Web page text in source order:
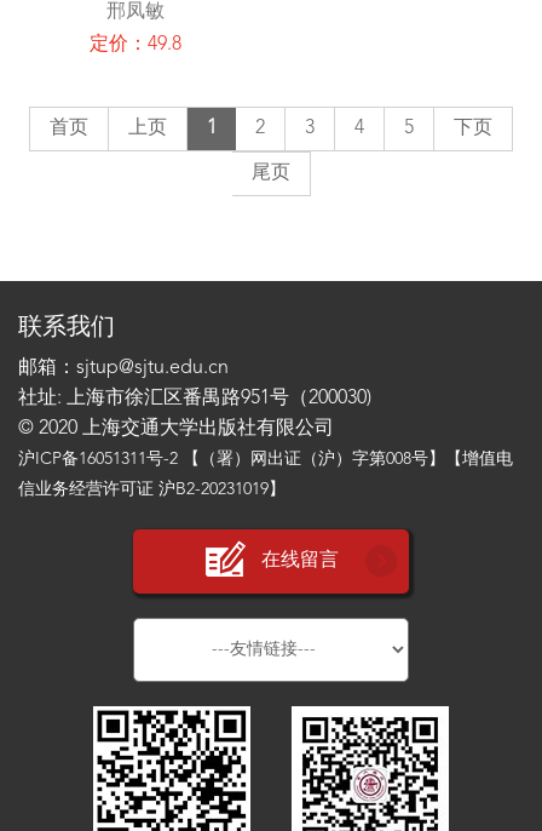
邢凤敏
定价：49.8
首页 上页 1 2 3 4 5 下页
尾页
联系我们
邮箱：sjtup@sjtu.edu.cn
社址: 上海市徐汇区番禺路951号（200030)
© 2020 上海交通大学出版社有限公司
沪ICP备16051311号-2 【（署）网出证（沪）字第008号】【增值电
信业务经营许可证 沪B2-20231019】
在线留言